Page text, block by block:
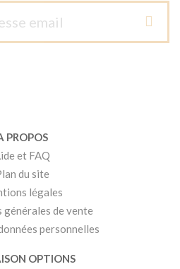
PROPOS
et FAQ
du site
légales
de vente
personnelles
OPTIONS